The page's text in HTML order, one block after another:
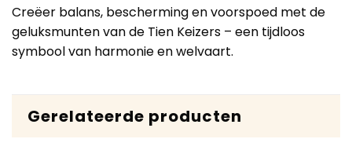
Creëer balans, bescherming en voorspoed met de
geluksmunten van de Tien Keizers – een tijdloos
symbool van harmonie en welvaart.
Gerelateerde producten